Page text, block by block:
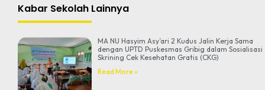
Kabar Sekolah Lainnya
MA NU Hasyim Asy’ari 2 Kudus Jalin Kerja Sama
dengan UPTD Puskesmas Gribig dalam Sosialisasi
Skrining Cek Kesehatan Gratis (CKG)
Read More »